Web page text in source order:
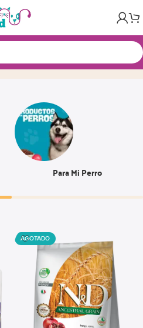
Para Mi Perro
AGOTADO